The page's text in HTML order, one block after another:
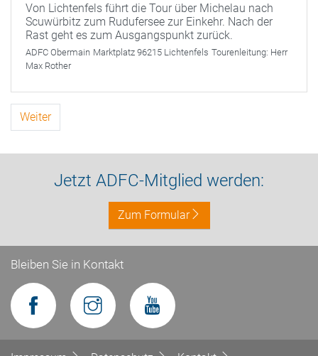
Von Lichtenfels führt die Tour über Michelau nach
Scuwürbitz zum Rudufersee zur Einkehr. Nach der
Rast geht es zum Ausgangspunkt zurück.
ADFC Obermain Marktplatz 96215 Lichtenfels Tourenleitung: Herr
Max Rother
Weiter
Jetzt ADFC-Mitglied werden:
Zum Formular
Bleiben Sie in Kontakt